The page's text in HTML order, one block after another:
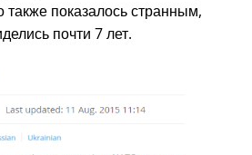
также показалось странным,
почти 7 лет.